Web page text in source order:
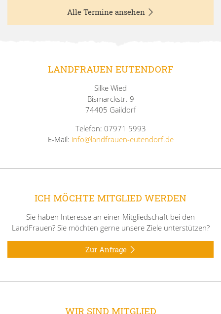
Alle Termine ansehen
LANDFRAUEN EUTENDORF
Silke Wied
Bismarckstr. 9
74405 Gaildorf
Telefon: 07971 5993
E-Mail: info@landfrauen-eutendorf.de
ICH MÖCHTE MITGLIED WERDEN
Sie haben Interesse an einer Mitgliedschaft bei den
LandFrauen? Sie möchten gerne unsere Ziele unterstützen?
Zur Anfrage
WIR SIND MITGLIED